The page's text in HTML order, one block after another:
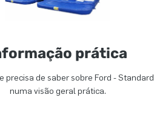
prática
precisa de saber sobre Ford - Standard
numa visão geral prática.